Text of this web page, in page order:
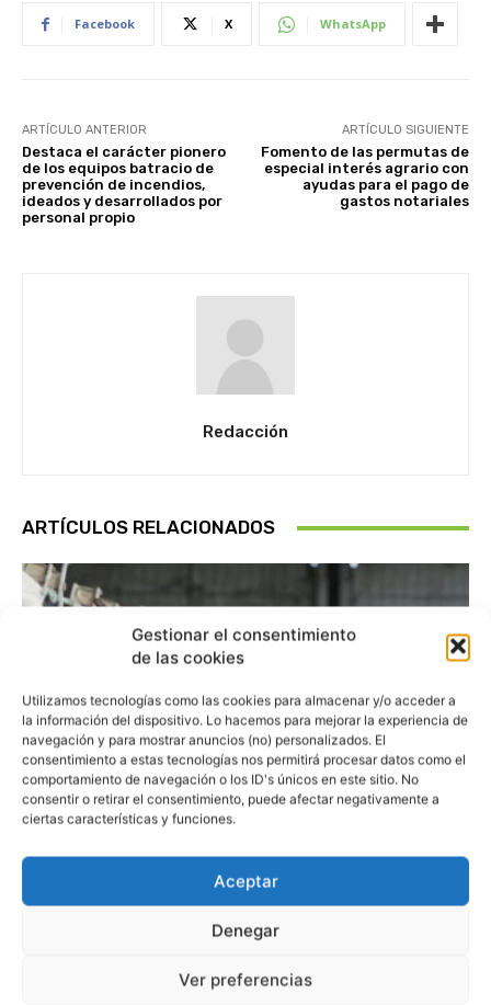
Gestionar el consentimiento
de las cookies
Utilizamos tecnologías como las cookies para almacenar y/o acceder a
la información del dispositivo. Lo hacemos para mejorar la experiencia de
navegación y para mostrar anuncios (no) personalizados. El
consentimiento a estas tecnologías nos permitirá procesar datos como el
comportamiento de navegación o los ID's únicos en este sitio. No
consentir o retirar el consentimiento, puede afectar negativamente a
ciertas características y funciones.
Aceptar
Denegar
Ver preferencias
Facebook X WhatsApp
ARTÍCULO ANTERIOR
Destaca el carácter pionero
de los equipos batracio de
prevención de incendios,
ideados y desarrollados por
personal propio
ARTÍCULO SIGUIENTE
Fomento de las permutas de
especial interés agrario con
ayudas para el pago de
gastos notariales
Redacción
ARTÍCULOS RELACIONADOS
UNCATEGORISED